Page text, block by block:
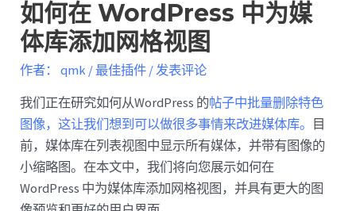
如何在 WordPress 中为媒
体库添加网格视图
作者： qmk /最佳插件 /发表评论
我们正在研究如何从WordPress 的帖子中批量删除特色
图像，这让我们想到可以做很多事情来改进媒体库。
目
前，媒体库在列表视图中显示所有媒体，并带有图像的
小缩略图。在本文中，我们将向您展示如何在
WordPress 中为媒体库添加网格视图，并具有更大的图